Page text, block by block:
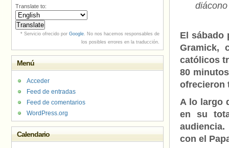
El sábado
Gramick,
católicos
80
ofrecieron
A lo largo
en su
audiencia.
con el
Translate to:
* Servicio ofrecido por Google. No nos hacemos responsables de
los posibles errores en la traducción.
Menú
Acceder
Feed de entradas
Feed de comentarios
WordPress.org
Calendario